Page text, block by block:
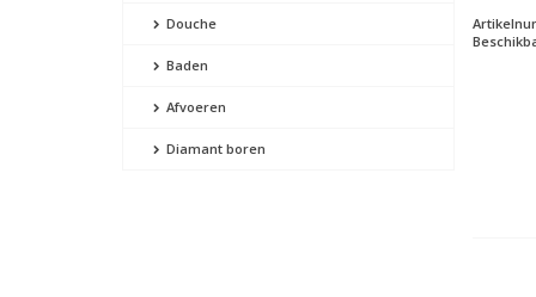
Douche
Baden
Afvoeren
Diamant boren